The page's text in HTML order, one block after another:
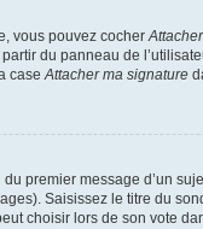
vous pouvez cocher
du panneau de
case Attacher ma signature
premier message d’un
Saisissez le titre du
choisir lors de son vote